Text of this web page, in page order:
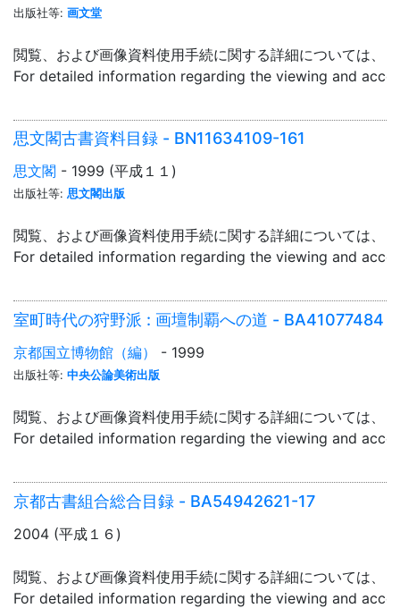
出版社等: 画文堂
閲覧、および画像資料使用手続に関する詳細については、「
For detailed information regarding the viewing and
思文閣古書資料目録 - BN11634109-161
思文閣 - 1999 (平成１１)
出版社等: 思文閣出版
閲覧、および画像資料使用手続に関する詳細については、「
For detailed information regarding the viewing and
室町時代の狩野派 : 画壇制覇への道 - BA41077484
京都国立博物館（編） - 1999
出版社等: 中央公論美術出版
閲覧、および画像資料使用手続に関する詳細については、「
For detailed information regarding the viewing and
京都古書組合総合目録 - BA54942621-17
2004 (平成１６)
閲覧、および画像資料使用手続に関する詳細については、「
For detailed information regarding the viewing and